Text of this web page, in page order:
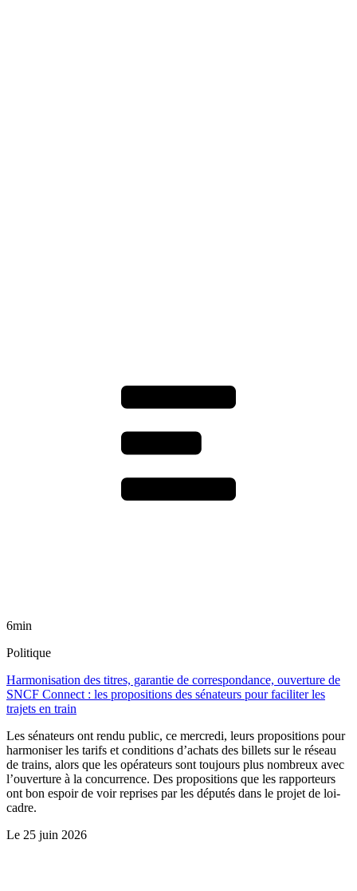
6min
Politique
Harmonisation des titres, garantie de correspondance, ouverture de
SNCF Connect : les propositions des sénateurs pour faciliter les
trajets en train
Les sénateurs ont rendu public, ce mercredi, leurs propositions pour
harmoniser les tarifs et conditions d’achats des billets sur le réseau
de trains, alors que les opérateurs sont toujours plus nombreux avec
l’ouverture à la concurrence. Des propositions que les rapporteurs
ont bon espoir de voir reprises par les députés dans le projet de loi-
cadre.
Le 25 juin 2026